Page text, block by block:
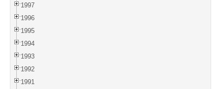
1997
1996
1995
1994
1993
1992
1991